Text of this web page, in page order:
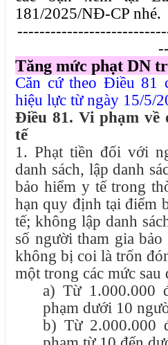
181/2025/NĐ-CP nhé.
Tăng mức phạt DN
Căn cứ theo Điều 81
hiệu lực từ ngày 15/5/
Điều 81. Vi phạm về
tế
1. Phạt tiền đối với
danh sách, lập danh
bảo hiểm y tế trong
hạn quy định tại điểm
tế; không lập danh
số người tham gia
không bị coi là trốn
một trong các mức sau
a) Từ 1.000.000
phạm dưới 10
b) Từ 2.000.000